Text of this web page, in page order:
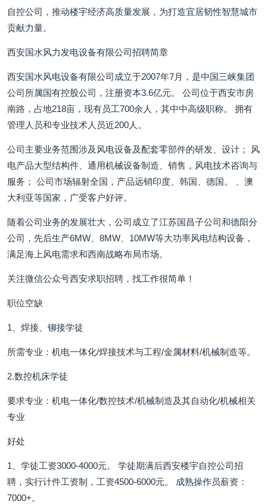
自控公司，推动楼宇经济高质量发展，为打造宜居韧性智慧城市
贡献力量。
西安国水风力发电设备有限公司招聘简章
西安国水风电设备有限公司成立于2007年7月，是中国三峡集团
公司所属国有控股公司，注册资本3.6亿元。 公司位于西安市房
南路，占地218亩，现有员工700余人，其中中高级职称。 拥有
管理人员和专业技术人员近200人。
公司主要业务范围涉及风电设备及配套零部件的研发、设计； 风
电产品大型结构件、通用机械设备制造、销售，风电技术咨询与
服务； 公司市场辐射全国，产品远销印度、韩国、德国。 、澳
大利亚等国家，广受客户好评。
随着公司业务的发展壮大，公司成立了江苏国昌子公司和德阳分
公司，先后生产6MW、8MW、10MW等大功率风电结构设备，
满足海上风电需求和西南战略布局市场。
关注微信公众号西安求职招聘，找工作很简单！
职位空缺
1、焊接、铆接学徒
所需专业：机电一体化/焊接技术与工程/金属材料/机械制造等。
2.数控机床学徒
要求专业：机电一体化/数控技术/机械制造及其自动化/机械相关
专业
好处
1、学徒工资3000-4000元。 学徒期满后西安楼宇自控公司招
聘，实行计件工资制，工资4500-6000元。 成熟操作员薪资：
7000+。